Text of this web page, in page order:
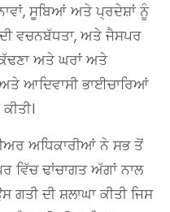
ਸੂਬਿਆਂ ਅਤੇ ਪ੍ਰਦੇਸ਼ਾਂ ਨੂੰ
ਵਚਨਬੱਧਤਾ, ਅਤੇ ਜੈਸਪਰ
ਅਤੇ ਘਰਾਂ ਅਤੇ
ਆਦਿਵਾਸੀ ਭਾਈਚਾਰਿਆਂ
ਅਧਿਕਾਰੀਆਂ ਨੇ ਸਭ ਤੋਂ
ਵਿੱਚ ਢਾਂਚਾਗਤ ਅੱਗਾਂ ਨਾਲ
ਦੀ ਸ਼ਲਾਘਾ ਕੀਤੀ ਜਿਸ